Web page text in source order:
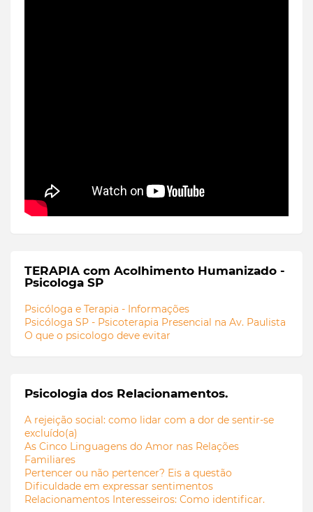
TERAPIA com Acolhimento Humanizado -
Psicologa SP
Psicóloga e Terapia - Informações
Psicóloga SP - Psicoterapia Presencial na Av. Paulista
O que o psicologo deve evitar
Psicologia dos Relacionamentos.
A rejeição social: como lidar com a dor de sentir-se
excluído(a)
As Cinco Linguagens do Amor nas Relações
Familiares
Pertencer ou não pertencer? Eis a questão
Dificuldade em expressar sentimentos
Relacionamentos Interesseiros: Como identificar.